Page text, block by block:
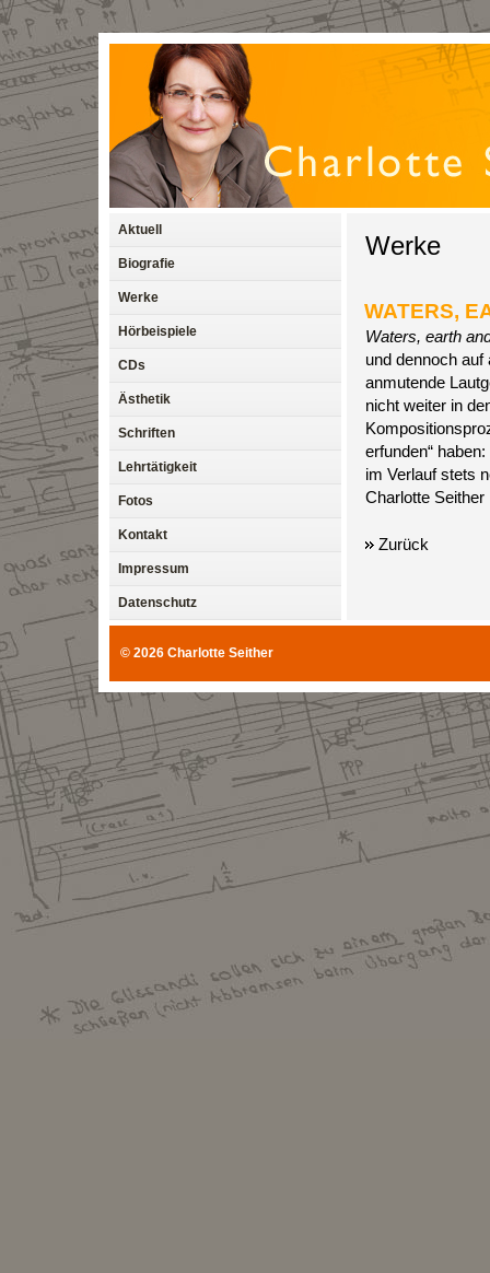
Werke
WATERS,
Waters, earth
und dennoch
anmutende
nicht weiter in
erfunden“
im Verlauf stets
Charlotte Seither
Zurück
Aktuell
Biografie
Werke
Hörbeispiele
CDs
Ästhetik
Schriften
Lehrtätigkeit
Fotos
Kontakt
Impressum
Datenschutz
© 2026 Charlotte Seither